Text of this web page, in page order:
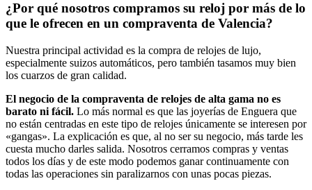
¿Por qué nosotros compramos su reloj por más de lo
que le ofrecen en un compraventa de Valencia?
Nuestra principal actividad es la compra de relojes de lujo,
especialmente suizos automáticos, pero también tasamos muy bien
los cuarzos de gran calidad.
El negocio de la compraventa de relojes de alta gama no es
barato ni fácil. Lo más normal es que las joyerías de Enguera que
no están centradas en este tipo de relojes únicamente se interesen por
«gangas». La explicación es que, al no ser su negocio, más tarde les
cuesta mucho darles salida. Nosotros cerramos compras y ventas
todos los días y de este modo podemos ganar continuamente con
todas las operaciones sin paralizarnos con unas pocas piezas.